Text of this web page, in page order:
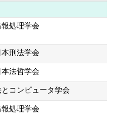
報処理学会
本刑法学会
本法哲学会
とコンピュータ学会
報処理学会